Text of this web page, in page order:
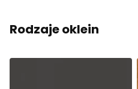
Rodzaje oklein